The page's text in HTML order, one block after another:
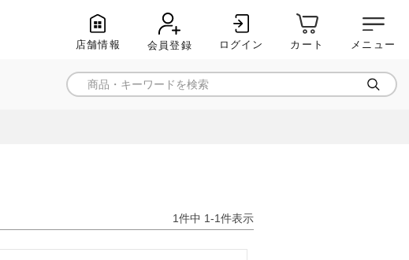
店舗情報 会員登録 ログイン カート メニュー
1件中 1-1件表示